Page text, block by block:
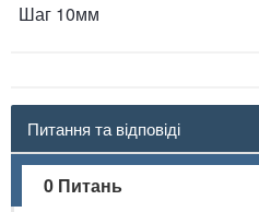
Шаг 10мм
Питання та відповіді
0 Питань